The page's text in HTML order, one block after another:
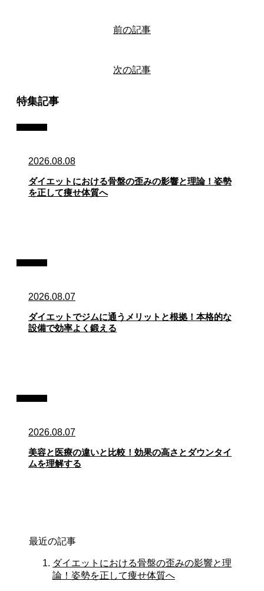
前の記事
次の記事
特集記事
2026.08.08
ダイエットにおける骨盤の歪みの影響と理論！姿勢
を正して痩せ体質へ
2026.08.07
ダイエットでジムに通うメリットと根拠！本格的な
設備で効率よく鍛える
2026.08.07
美容と医療の違いと比較！効果の高さとダウンタイ
ムを理解する
最近の記事
ダイエットにおける骨盤の歪みの影響と理
論！姿勢を正して痩せ体質へ